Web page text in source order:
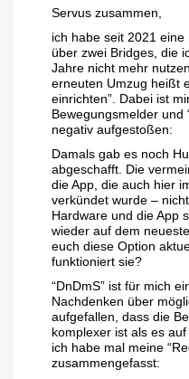
Servus zusammen,
ich habe seit 2021
über zwei Bridges, die
Jahre nicht mehr
erneuten Umzug heißt
einrichten”. Dabei ist
Bewegungsmelder und
negativ aufgestoßen:
Damals gab es noch
abgeschafft. Die
die App, die auch hier
verkündet wurde –
Hardware und die App
wieder auf dem
euch diese Option
funktioniert sie?
“DnDmS” ist für mich
Nachdenken über
aufgefallen, dass die
komplexer ist als es
ich habe mal meine
zusammengefasst: